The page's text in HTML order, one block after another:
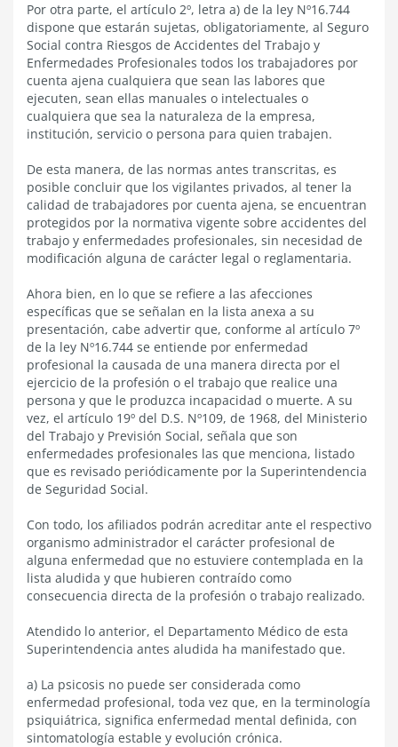
Por otra parte, el artículo 2º, letra a) de la ley Nº16.744
dispone que estarán sujetas, obligatoriamente, al Seguro
Social contra Riesgos de Accidentes del Trabajo y
Enfermedades Profesionales todos los trabajadores por
cuenta ajena cualquiera que sean las labores que
ejecuten, sean ellas manuales o intelectuales o
cualquiera que sea la naturaleza de la empresa,
institución, servicio o persona para quien trabajen.
De esta manera, de las normas antes transcritas, es
posible concluir que los vigilantes privados, al tener la
calidad de trabajadores por cuenta ajena, se encuentran
protegidos por la normativa vigente sobre accidentes del
trabajo y enfermedades profesionales, sin necesidad de
modificación alguna de carácter legal o reglamentaria.
Ahora bien, en lo que se refiere a las afecciones
específicas que se señalan en la lista anexa a su
presentación, cabe advertir que, conforme al artículo 7º
de la ley Nº16.744 se entiende por enfermedad
profesional la causada de una manera directa por el
ejercicio de la profesión o el trabajo que realice una
persona y que le produzca incapacidad o muerte. A su
vez, el artículo 19º del D.S. Nº109, de 1968, del Ministerio
del Trabajo y Previsión Social, señala que son
enfermedades profesionales las que menciona, listado
que es revisado periódicamente por la Superintendencia
de Seguridad Social.
Con todo, los afiliados podrán acreditar ante el respectivo
organismo administrador el carácter profesional de
alguna enfermedad que no estuviere contemplada en la
lista aludida y que hubieren contraído como
consecuencia directa de la profesión o trabajo realizado.
Atendido lo anterior, el Departamento Médico de esta
Superintendencia antes aludida ha manifestado que.
a) La psicosis no puede ser considerada como
enfermedad profesional, toda vez que, en la terminología
psiquiátrica, significa enfermedad mental definida, con
sintomatología estable y evolución crónica.